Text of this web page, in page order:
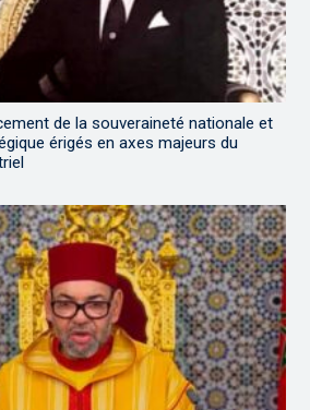
de la souveraineté nationale et
érigés en axes majeurs du